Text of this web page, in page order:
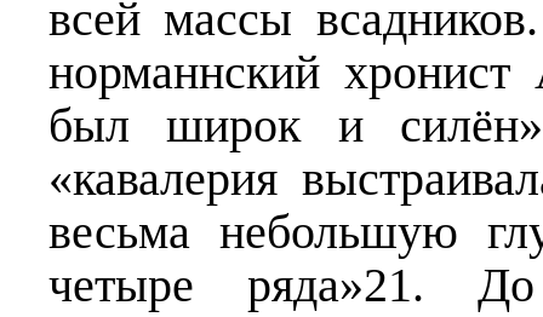
всей массы
норманнский
был широк и
«кавалерия
весьма небольшую
четыре ряда»21.